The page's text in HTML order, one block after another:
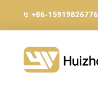
+86-15919826776